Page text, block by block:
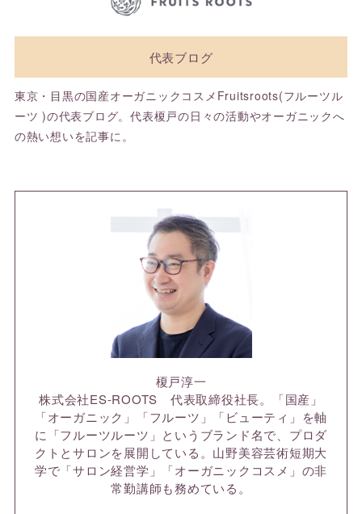
代表ブログ
東京・目黒の国産オーガニックコスメFruitsroots(フルーツル
ーツ )の代表ブログ。代表榎戸の日々の活動やオーガニックへ
の熱い想いを記事に。
榎戸淳一
株式会社ES-ROOTS 代表取締役社長。「国産」
「オーガニック」「フルーツ」「ビューティ」を軸
に「フルーツルーツ」というブランド名で、プロダ
クトとサロンを展開している。山野美容芸術短期大
学で「サロン経営学」「オーガニックコスメ」の非
常勤講師も務めている。